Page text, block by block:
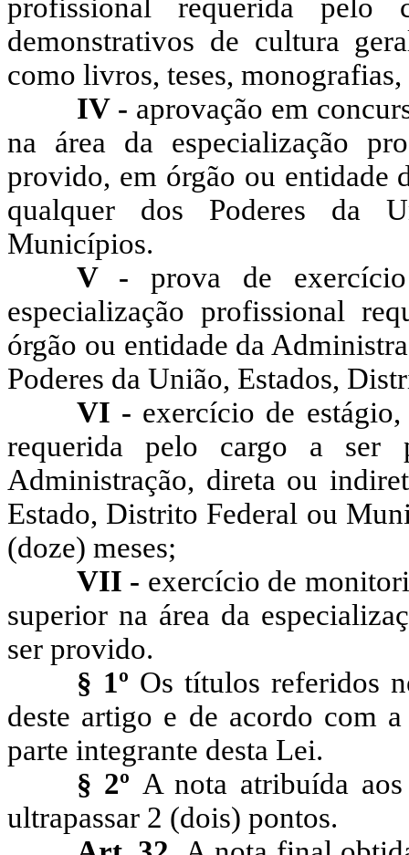
profissional requerida
demonstrativos de cultura
como livros, teses,
IV - aprovação em
na área da especialização
provido, em órgão ou entidade
qualquer dos Poderes da
Municípios.
V -prova de
especialização profissional
órgão ou entidade da
Poderes da União, Estados,
VI - exercício de
requerida pelo cargo a ser
Administração, direta ou
Estado, Distrito Federal ou
(doze) meses;
VII - exercício de
superior na área da
ser provido.
§ 1º Os títulos referidos
deste artigo e de acordo com
parte integrante desta Lei.
§ 2º A nota atribuída
ultrapassar 2 (dois) pontos.